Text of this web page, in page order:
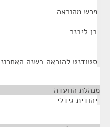
פרש מהוראה
בן ליבנר
-
סטודנט להוראה בשנה
מנהלת הוועדה
יהודית גידלי